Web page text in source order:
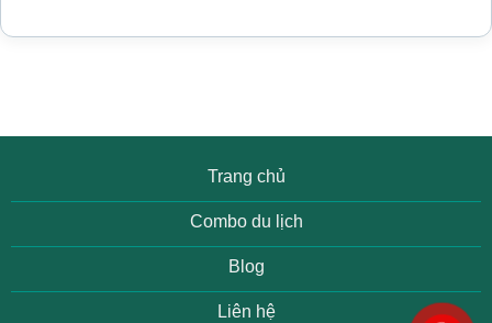
Trang chủ
Combo du lịch
Blog
Liên hệ